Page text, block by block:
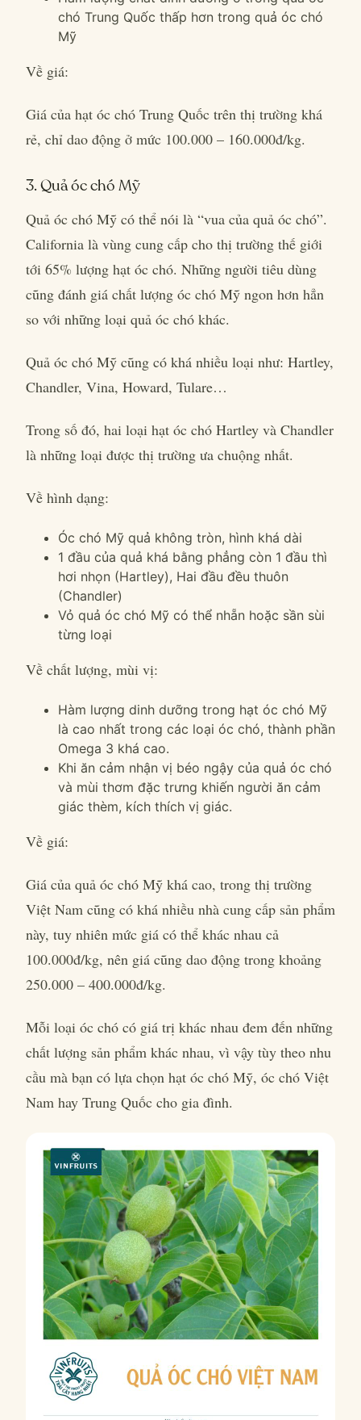
chó Trung Quốc thấp hơn trong quả óc chó
Mỹ
Về giá:
Giá của hạt óc chó Trung Quốc trên thị trường khá
rẻ, chỉ dao động ở mức 100.000 – 160.000đ/kg.
3. Quả óc chó Mỹ
Quả óc chó Mỹ có thể nói là “vua của quả óc chó”.
California là vùng cung cấp cho thị trường thế giới
tới 65% lượng hạt óc chó. Những người tiêu dùng
cũng đánh giá chất lượng óc chó Mỹ ngon hơn hẳn
so với những loại quả óc chó khác.
Quả óc chó Mỹ cũng có khá nhiều loại như: Hartley,
Chandler, Vina, Howard, Tulare…
Trong số đó, hai loại hạt óc chó Hartley và Chandler
là những loại được thị trường ưa chuộng nhất.
Về hình dạng:
Óc chó Mỹ quả không tròn, hình khá dài
1 đầu của quả khá bằng phẳng còn 1 đầu thì
hơi nhọn (Hartley), Hai đầu đều thuôn
(Chandler)
Vỏ quả óc chó Mỹ có thể nhẵn hoặc sần sùi
từng loại
Về chất lượng, mùi vị:
Hàm lượng dinh dưỡng trong hạt óc chó Mỹ
là cao nhất trong các loại óc chó, thành phần
Omega 3 khá cao.
Khi ăn cảm nhận vị béo ngậy của quả óc chó
và mùi thơm đặc trưng khiến người ăn cảm
giác thèm, kích thích vị giác.
Về giá:
Giá của quả óc chó Mỹ khá cao, trong thị trường
Việt Nam cũng có khá nhiều nhà cung cấp sản phẩm
này, tuy nhiên mức giá có thể khác nhau cả
100.000đ/kg, nên giá cũng dao động trong khoảng
250.000 – 400.000đ/kg.
Mỗi loại óc chó có giá trị khác nhau đem đến những
chất lượng sản phẩm khác nhau, vì vậy tùy theo nhu
cầu mà bạn có lựa chọn hạt óc chó Mỹ, óc chó Việt
Nam hay Trung Quốc cho gia đình.